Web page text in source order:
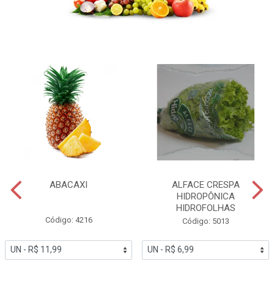
ABACAXI
Código: 4216
ALFACE CRESPA
HIDROPÔNICA
HIDROFOLHAS
Código: 5013